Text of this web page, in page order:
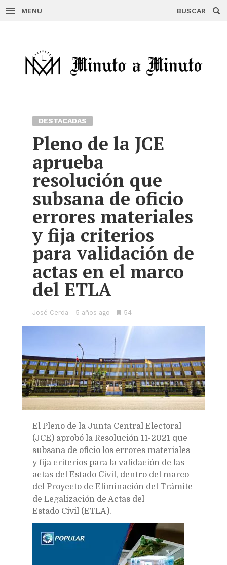
MENU BUSCAR
DESTACADAS
Pleno de la JCE
aprueba
resolución que
subsana de oficio
errores materiales
y fija criterios
para validación de
actas en el marco
del ETLA
José Cerda 5 años ago
•54
El Pleno de la Junta Central Electoral
(JCE) aprobó la Resolución 11-2021 que
subsana de oficio los errores materiales
y fija criterios para la validación de las
actas del Estado Civil, dentro del marco
del Proyecto de Eliminación del Trámite
de Legalización de Actas del
Estado Civil (ETLA).